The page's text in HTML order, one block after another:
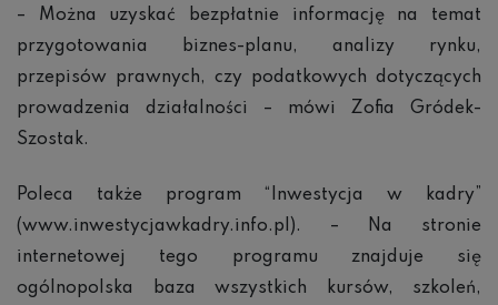
– Można uzyskać bezpłatnie informację na temat
przygotowania biznes-planu, analizy rynku,
przepisów prawnych, czy podatkowych dotyczących
prowadzenia działalności – mówi Zofia Gródek-
Szostak.
Poleca także program “Inwestycja w kadry”
(www.inwestycjawkadry.info.pl). – Na stronie
internetowej tego programu znajduje się
ogólnopolska baza wszystkich kursów, szkoleń,